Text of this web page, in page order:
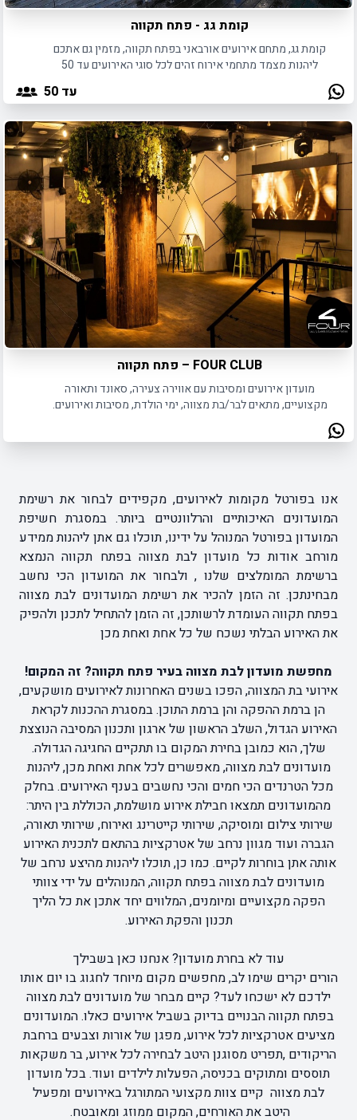
קומת גג - פתח תקווה
קומת גג, מתחם אירועים אורבאני בפתח תקווה, מזמין גם אתכם
ליהנות מצמד מתחמי אירוח זהים לכל סוגי האירועים עד 50
עד 50
FOUR CLUB – פתח תקווה
מועדון אירועים ומסיבות עם אווירה צעירה, סאונד ותאורה
מקצועיים, מתאים לבר/בת מצווה, ימי הולדת, מסיבות ואירועים.
אנו בפורטל מקומות לאירועים, מקפידים לבחור את רשימת
המועדונים האיכותיים והרלוונטיים ביותר. במסגרת חשיפת
המועדון בפורטל המנוהל על ידינו, תוכלו גם אתן ליהנות ממידע
מורחב אודות כל מועדון לבת מצווה בפתח תקווה הנמצא
ברשימת המומלצים שלנו , ולבחור את המועדון הכי נחשב
מבחינתכן. זה הזמן להכיר את רשימת המועדונים לבת מצווה
בפתח תקווה העומדת לרשותכן, זה הזמן להתחיל לתכנן ולהפיק
את האירוע הבלתי נשכח של כל אחת ואחת מכן
מחפשת מועדון לבת מצווה בעיר פתח תקווה? זה המקום!
אירועי בת המצווה, הפכו בשנים האחרונות לאירועים מושקעים,
הן ברמת ההפקה והן ברמת התוכן. במסגרת ההכנות לקראת
האירוע הגדול, השלב הראשון של ארגון ותכנון המסיבה הנוצצת
שלך, הוא כמובן בחירת המקום בו תתקיים החגיגה הגדולה.
מועדונים לבת מצווה, מאפשרים לכל אחת ואחת מכן, ליהנות
מכל הטרנדים הכי חמים והכי נחשבים בענף האירועים. בחלק
מהמועדונים תמצאו חבילת אירוע מושלמת, הכוללת בין היתר:
שירותי צילום ומוסיקה, שירותי קייטרינג ואירוח, שירותי תאורה,
הגברה ועוד מגוון נרחב של אטרקציות בהתאם לתכנית האירוע
אותה אתן בוחרות לקיים. כמו כן, תוכלו ליהנות מהיצע נרחב של
מועדונים לבת מצווה בפתח תקווה, המנוהלים על ידי צוותי
הפקה מקצועיים ומיומנים, המלווים יחד אתכן את כל הליך
תכנון והפקת האירוע.
עוד לא בחרת מועדון? אנחנו כאן בשבילך
הורים יקרים שימו לב, מחפשים מקום מיוחד לחגוג בו יום אותו
ילדכם לא ישכחו לעד? קיים מבחר של מועדונים לבת מצווה
בפתח תקווה הבנויים בדיוק בשביל אירועים כאלו. המועדונים
מציעים אטרקציות לכל אירוע, מפגן של אורות וצבעים ברחבת
הריקודים ,תפריט מסוגנן היטב לבחירה לכל אירוע, בר משקאות
תוססים ומתוקים בכניסה, הפעלות לילדים ועוד. בכל מועדון
לבת מצווה קיים צוות מקצועי המתורגל באירועים ומפעיל
היטב את האורחים, המקום ממוזג ומאובטח.